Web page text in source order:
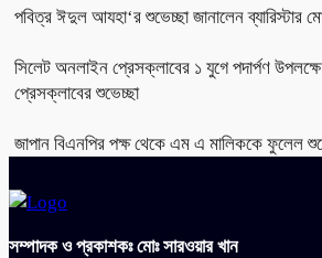
পবিত্র ঈদুল আযহা‘র শুভেচ্ছা জানালেন ব্যারিস্টার
সিলেট অনলাইন প্রেসক্লাবের ১ যুগে পদার্পণ
প্রেসক্লাবের শুভেচ্ছা
জাপান বিএনপির পক্ষ থেকে এম এ মালিককে ফুলেল
সম্পাদক ও প্রকাশকঃ মোঃ সারওয়ার খান